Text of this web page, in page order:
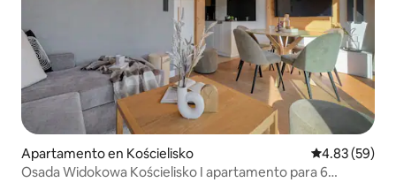
Apartamento en Kościelisko Calificación
4.83 (59)
Osada Widokowa Kościelisko I apartamento para 6